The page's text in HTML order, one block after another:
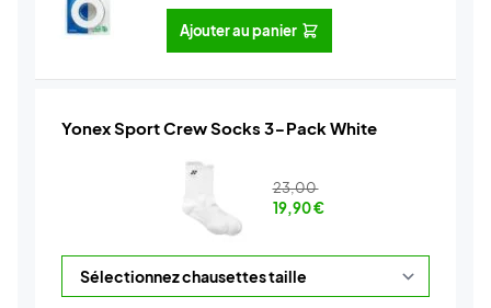
Ajouter au panier
Yonex Sport Crew Socks 3-Pack White
23,00
19,90€